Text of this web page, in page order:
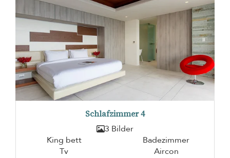
Schlafzimmer 4
3 Bilder
King bett
Badezimmer
Tv
Aircon